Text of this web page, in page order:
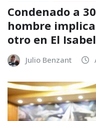
Condenado a
hombre
otro en El
Julio Benzant